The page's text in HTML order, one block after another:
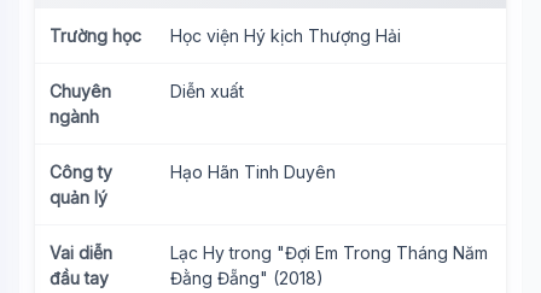
Trường học Học viện Hý kịch Thượng Hải
Chuyên
ngành
Diễn xuất
Công ty
quản lý
Hạo Hãn Tinh Duyên
Vai diễn
đầu tay
Lạc Hy trong "Đợi Em Trong Tháng Năm
Đằng Đẵng" (2018)